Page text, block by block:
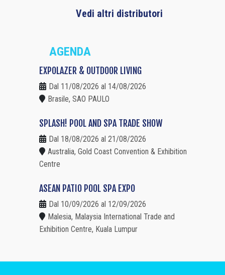
Vedi altri distributori
AGENDA
EXPOLAZER & OUTDOOR LIVING
Dal 11/08/2026 al 14/08/2026
Brasile, SAO PAULO
SPLASH! POOL AND SPA TRADE SHOW
Dal 18/08/2026 al 21/08/2026
Australia, Gold Coast Convention & Exhibition
Centre
ASEAN PATIO POOL SPA EXPO
Dal 10/09/2026 al 12/09/2026
Malesia, Malaysia International Trade and
Exhibition Centre, Kuala Lumpur